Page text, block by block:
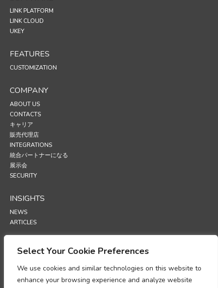
Select Your Cookie Preferences
We use cookies and similar technologies on this website to
enhance your browsing experience and analyze website
LINK PLATFORM
LINK CLOUD
UKEY
FEATURES
CUSTOMIZATION
COMPANY
ABOUT US
CONTACTS
キャリア
販売代理店
INTEGRATIONS
統合パートナーになる
展示会
SECURITY
INSIGHTS
NEWS
ARTICLES
SUPPORT
POLICIES